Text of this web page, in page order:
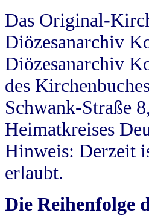
Das Original-
Diözesanarchiv
Diözesanarchiv
des
Schwank-Straße
Heimatkreises
Hinweis: Derzeit
erlaubt.
Die Reihenfolge